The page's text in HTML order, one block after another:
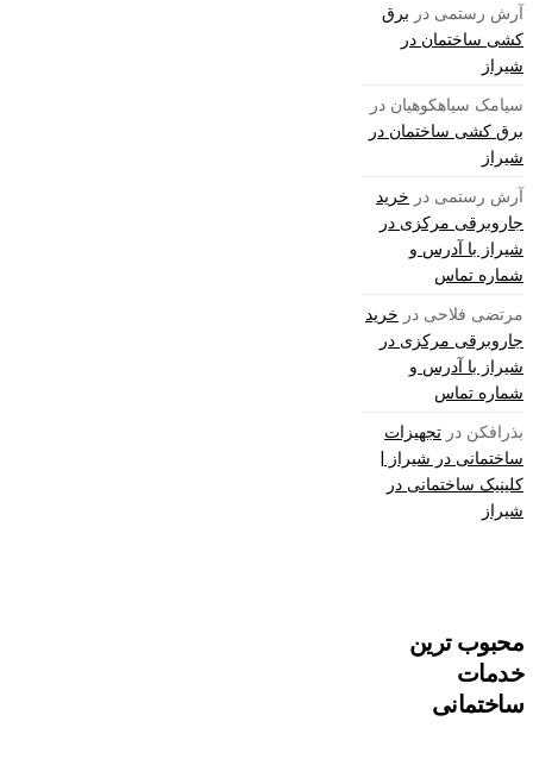
آرش رستمیدربرق
کشی ساختمان در
شیراز
سیامک سیاهکوهیاندر
برق کشی ساختمان در
شیراز
آرش رستمیدرخرید
جاروبرقی مرکزی در
شیراز با آدرس و
شماره تماس
مرتضی فلاحیدرخرید
جاروبرقی مرکزی در
شیراز با آدرس و
شماره تماس
بذرافكندرتجهیزات
ساختمانی در شیراز |
کلینیک ساختمانی در
شیراز
محبوب ترین
خدمات
ساختمانی